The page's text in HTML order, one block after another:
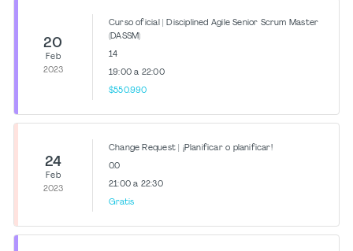
20
Feb
2023
Curso oficial | Disciplined Agile Senior Scrum Master
(DASSM)
14
19:00 a 22:00
$550.990
24
Feb
2023
Change Request | ¡Planificar o planificar!
0.0
21:00 a 22:30
Gratis